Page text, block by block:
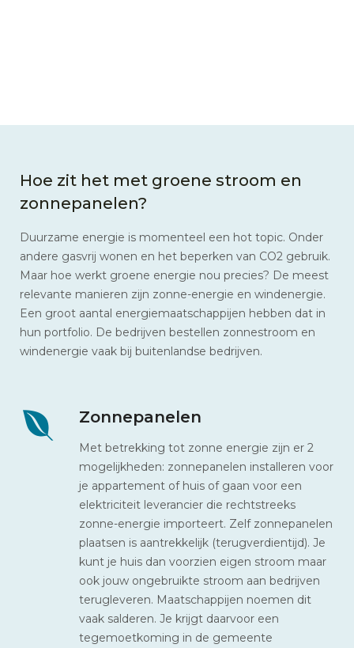
Hoe zit het met groene stroom en
zonnepanelen?
Duurzame energie is momenteel een hot topic. Onder
andere gasvrij wonen en het beperken van CO2 gebruik.
Maar hoe werkt groene energie nou precies? De meest
relevante manieren zijn zonne-energie en windenergie.
Een groot aantal energiemaatschappijen hebben dat in
hun portfolio. De bedrijven bestellen zonnestroom en
windenergie vaak bij buitenlandse bedrijven.
Zonnepanelen
Met betrekking tot zonne energie zijn er 2
mogelijkheden: zonnepanelen installeren voor
je appartement of huis of gaan voor een
elektriciteit leverancier die rechtstreeks
zonne-energie importeert. Zelf zonnepanelen
plaatsen is aantrekkelijk (terugverdientijd). Je
kunt je huis dan voorzien eigen stroom maar
ook jouw ongebruikte stroom aan bedrijven
terugleveren. Maatschappijen noemen dit
vaak salderen. Je krijgt daarvoor een
tegemoetkoming in de gemeente